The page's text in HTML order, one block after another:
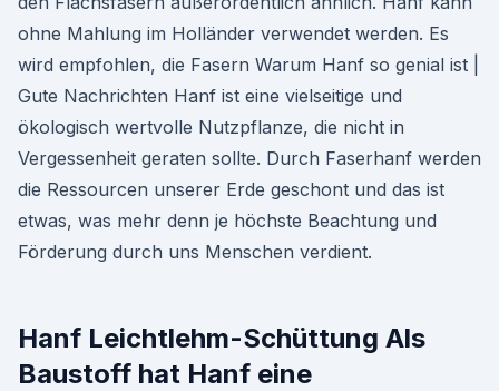
ohne Mahlung im Holländer verwendet werden. Es
wird empfohlen, die Fasern Warum Hanf so genial ist |
Gute Nachrichten Hanf ist eine vielseitige und
ökologisch wertvolle Nutzpflanze, die nicht in
Vergessenheit geraten sollte. Durch Faserhanf werden
die Ressourcen unserer Erde geschont und das ist
etwas, was mehr denn je höchste Beachtung und
Förderung durch uns Menschen verdient.
Hanf Leichtlehm-Schüttung Als
Baustoff hat Hanf eine